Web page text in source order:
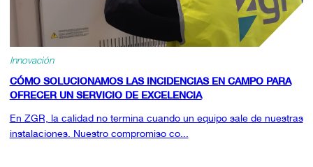
Innovación
CÓMO SOLUCIONAMOS LAS INCIDENCIAS EN CAMPO PARA
OFRECER UN SERVICIO DE EXCELENCIA
En ZGR, la calidad no termina cuando un equipo sale de nuestras
instalaciones. Nuestro compromiso co...